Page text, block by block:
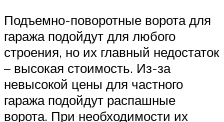
Подъемно-поворотные ворота для
гаража подойдут для любого
строения, но их главный недостаток
– высокая стоимость. Из-за
невысокой цены для частного
гаража подойдут распашные
ворота. При необходимости их